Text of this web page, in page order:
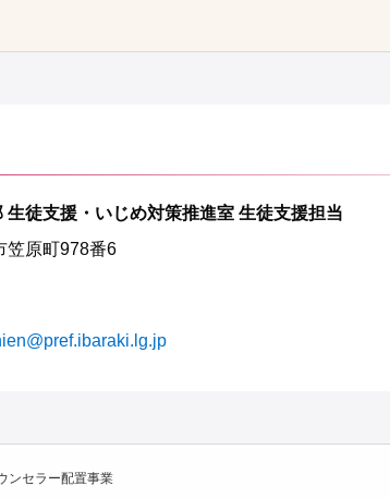
生徒支援・いじめ対策推進室 生徒支援担当
笠原町978番6
ンセラー配置事業